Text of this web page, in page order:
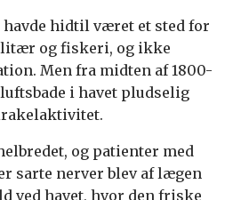
havde hidtil været et sted for
og fiskeri, og ikke
Men fra midten af 1800-
i havet pludselig
og patienter med
sarte nerver blev af lægen
ved havet, hvor den friske